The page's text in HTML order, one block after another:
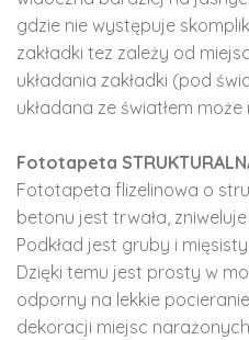
gdzie nie występuje
zakładki tez zależy od
układania zakładki (pod
układana ze światłem
Fototapeta
Fototapeta flizelinowa o
betonu jest trwała,
Podkład jest gruby i
Dzięki temu jest prosty w
odporny na lekkie
dekoracji miejsc